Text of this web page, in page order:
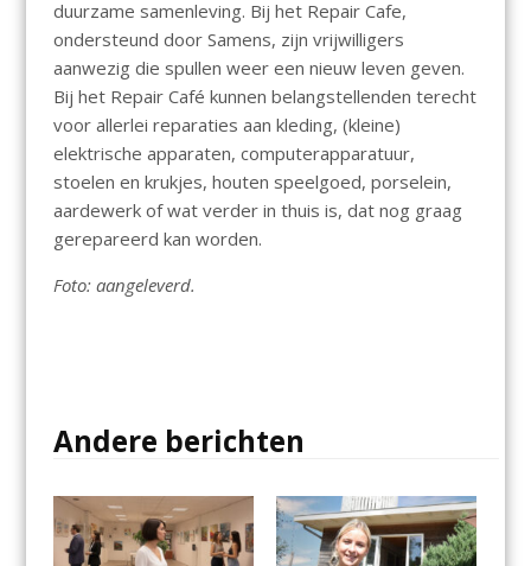
duurzame samenleving. Bij het Repair Cafe,
ondersteund door Samens, zijn vrijwilligers
aanwezig die spullen weer een nieuw leven geven.
Bij het Repair Café kunnen belangstellenden terecht
voor allerlei reparaties aan kleding, (kleine)
elektrische apparaten, computerapparatuur,
stoelen en krukjes, houten speelgoed, porselein,
aardewerk of wat verder in thuis is, dat nog graag
gerepareerd kan worden.
Foto: aangeleverd.
Andere berichten